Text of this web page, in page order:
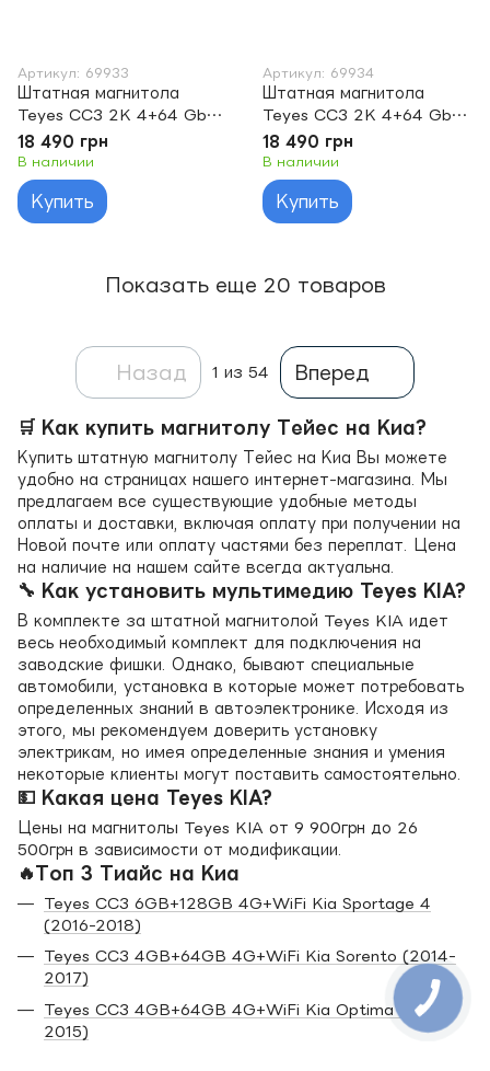
Артикул: 69933
Штатная магнитола
Teyes CC3 2K 4+64 Gb
Kia Cerato 2 TD 2008-
2013 (B) 9"
18 490 грн
В наличии
Купить
Артикул: 69934
Штатная магнитола
Teyes CC3 2K 4+64 Gb
Kia Cerato 3 YD 2013-
2017 (K3 A) 9"
18 490 грн
В наличии
Купить
Показать еще 20 товаров
Назад 1 из 54 Вперед
🛒 Как купить магнитолу Тейес на Киа?
Купить штатную магнитолу Тейес на Киа Вы можете
удобно на страницах нашего интернет-магазина. Мы
предлагаем все существующие удобные методы
оплаты и доставки, включая оплату при получении на
Новой почте или оплату частями без переплат. Цена
на наличие на нашем сайте всегда актуальна.
🔧 Как установить мультимедию Teyes KIA?
В комплекте за штатной магнитолой Teyes KIA идет
весь необходимый комплект для подключения на
заводские фишки. Однако, бывают специальные
автомобили, установка в которые может потребовать
определенных знаний в автоэлектронике. Исходя из
этого, мы рекомендуем доверить установку
электрикам, но имея определенные знания и умения
некоторые клиенты могут поставить самостоятельно.
💵 Какая цена Teyes KIA?
Цены на магнитолы Teyes KIA от 9 900грн до 26
500грн в зависимости от модификации.
🔥Топ 3 Тиайс на Киа
Teyes CC3 6GB+128GB 4G+WiFi Kia Sportage 4
(2016-2018)
Teyes CC3 4GB+64GB 4G+WiFi Kia Sorento (2014-
2017)
Teyes CC3 4GB+64GB 4G+WiFi Kia Optima (2011-
2015)